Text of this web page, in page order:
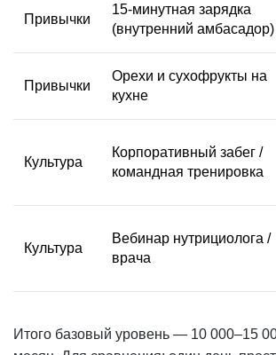
Привычки
15-минутная зарядка
(внутренний амбасадор)
Привычки
Орехи и сухофрукты на
кухне
Культура
Корпоративный забег /
командная тренировка
Культура
Вебинар нутрициолога /
врача
Итого базовый уровень — 10 000–15